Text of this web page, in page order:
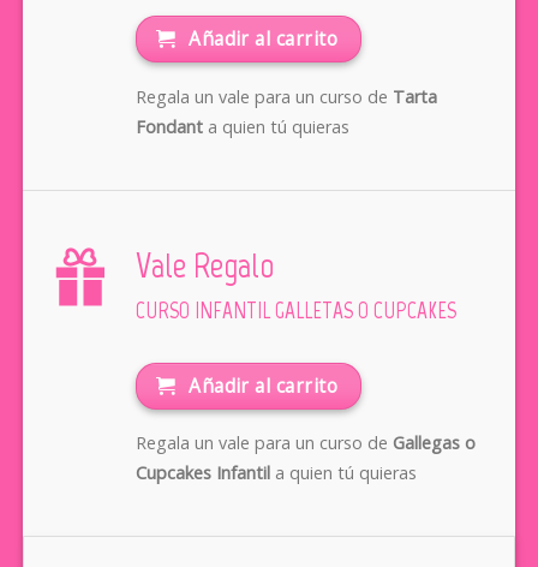
Añadir al carrito
Regala un vale para un curso de Tarta
Fondanta quien tú quieras
Vale Regalo
CURSO INFANTIL GALLETAS O CUPCAKES
Añadir al carrito
Regala un vale para un curso de Gallegas o
Cupcakes Infantila quien tú quieras